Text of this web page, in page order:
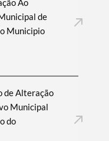
Ao
de
Municipio
de Alteração
Municipal
do